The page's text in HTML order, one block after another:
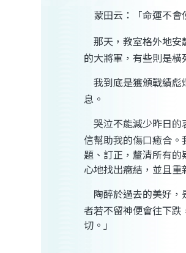
蒙田云：「命運不會
那天，教室格外地
的大將軍，有些則是橫
我到底是獲頒戰績
息。
哭泣不能減少昨日
信幫助我的傷口癒合
題、訂正，釐清所有
心地找出癥結，並且
陶醉於過去的美好
者若不留神便會往下
切。」